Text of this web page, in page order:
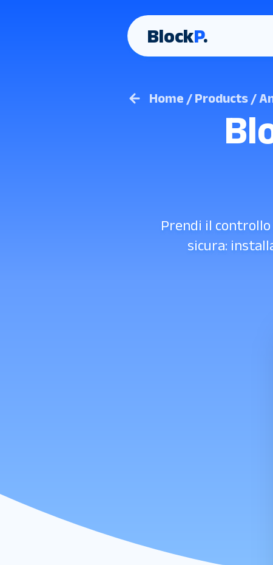
BlockP.
Home / Products /
Prendi il
sicura: